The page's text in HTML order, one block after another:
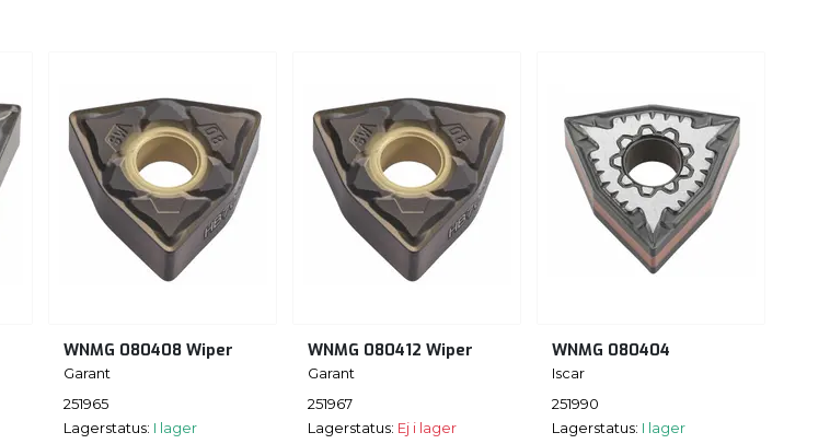
WNMG 080408 Wiper
Garant
251965
Lagerstatus: I lager
WNMG 080412 Wiper
Garant
251967
Lagerstatus: Ej i lager
WNMG 080404
Iscar
251990
Lagerstatus: I lager